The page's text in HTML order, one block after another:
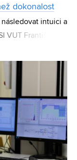
dokonalost
následovat intuici a
VUT František